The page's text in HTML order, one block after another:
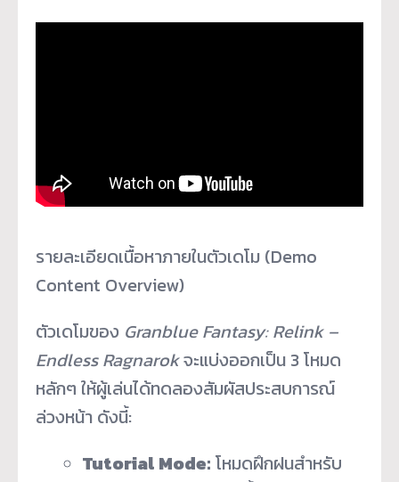
รายละเอียดเนื้อหาภายในตัวเดโม (Demo
Content Overview)
ตัวเดโมของ Granblue Fantasy: Relink –
Endless Ragnarokจะแบ่งออกเป็น 3 โหมด
หลักๆ ให้ผู้เล่นได้ทดลองสัมผัสประสบการณ์
ล่วงหน้า ดังนี้:
Tutorial Mode: โหมดฝึกฝนสำหรับ